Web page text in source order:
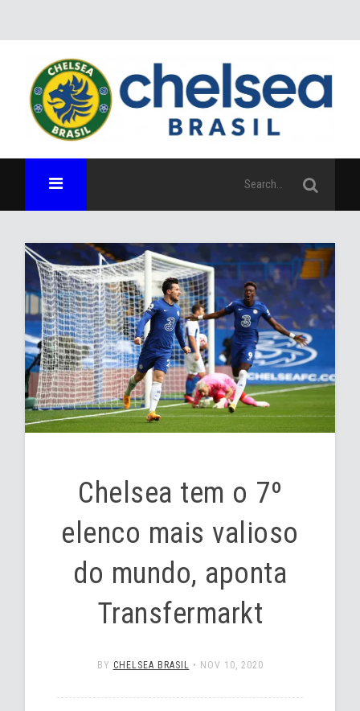
Chelsea tem o 7º
elenco mais valioso
do mundo, aponta
Transfermarkt
BY CHELSEA BRASIL • NOV 10, 2020